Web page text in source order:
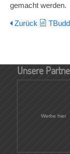
gemacht werden.
Zurück
Unsere
Werbe hier